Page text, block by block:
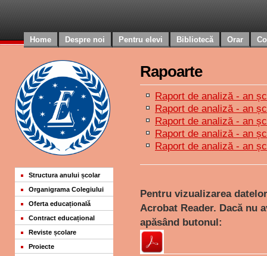
Home Despre noi Pentru elevi Bibliotecă Orar
Structura anului școlar
Organigrama Colegiului
Oferta educațională
Contract educațional
Reviste școlare
Proiecte
Rapoarte
Raport de analiză - an
Raport de analiză - an
Raport de analiză - an
Raport de analiză - an
Raport de analiză - an
Pentru vizualizarea
Acrobat Reader. Dacă nu
apăsând butonul: